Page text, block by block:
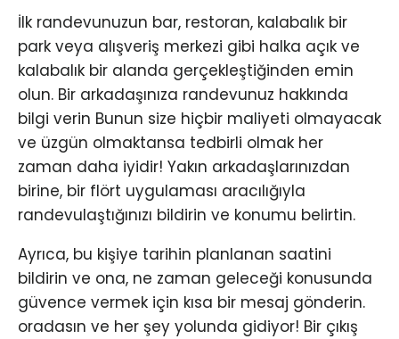
İlk randevunuzun bar, restoran, kalabalık bir
park veya alışveriş merkezi gibi halka açık ve
kalabalık bir alanda gerçekleştiğinden emin
olun. Bir arkadaşınıza randevunuz hakkında
bilgi verin Bunun size hiçbir maliyeti olmayacak
ve üzgün olmaktansa tedbirli olmak her
zaman daha iyidir! Yakın arkadaşlarınızdan
birine, bir flört uygulaması aracılığıyla
randevulaştığınızı bildirin ve konumu belirtin.
Ayrıca, bu kişiye tarihin planlanan saatini
bildirin ve ona, ne zaman geleceği konusunda
güvence vermek için kısa bir mesaj gönderin.
oradasın ve her şey yolunda gidiyor! Bir çıkış